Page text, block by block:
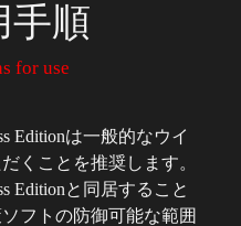
手順
for use
Editionは一般的なウイ
くことを推奨します。
Editionと同居すること
フトの防御可能な範囲